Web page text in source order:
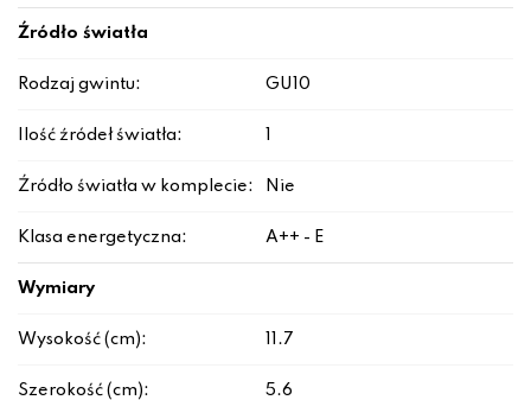
Źródło światła
Rodzaj gwintu: GU10
Ilość źródeł światła:
Źródło światła w komplecie: Nie
Klasa energetyczna: A++ - E
Wymiary
Wysokość (cm): 11.7
Szerokość (cm): 5.6